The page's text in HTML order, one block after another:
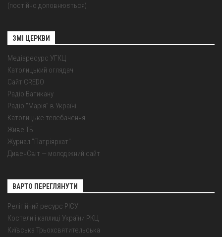
(постійно доповнюється)
ЗМІ ЦЕРКВИ
Медіаресурс УГКЦ
Католицький оглядач
Сайт CREDO
Радіо Ватикану
Радіо "Марія" в Україні
Католицьке телебачення
Живе ТБ
Журнал "Патріярхат"
ДивенСвіт — молодіжний сайт
ВАРТО ПЕРЕГЛЯНУТИ
Релігійний ресурс РІСУ
Костели і каплиці України РКЦ
Київська Трьохсвятительська